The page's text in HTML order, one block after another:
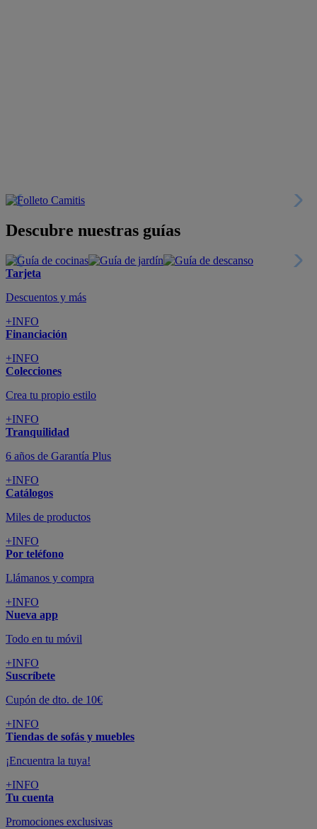
Descubre nuestras guías
Tarjeta
Descuentos y más
+INFO
Financiación
+INFO
Colecciones
Crea tu propio estilo
+INFO
Tranquilidad
6 años de Garantía Plus
+INFO
Catálogos
Miles de productos
+INFO
Por teléfono
Llámanos y compra
+INFO
Nueva app
Todo en tu móvil
+INFO
Suscríbete
Cupón de dto. de 10€
+INFO
Tiendas de sofás y muebles
¡Encuentra la tuya!
+INFO
Tu cuenta
Promociones exclusivas